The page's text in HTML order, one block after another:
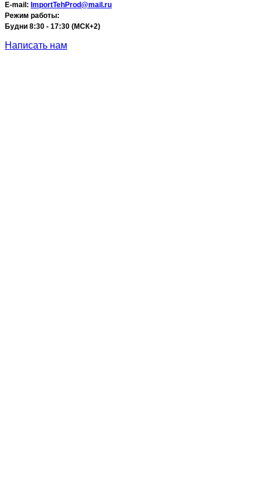
E-mail: ImportTehProd@mail.ru
Режим работы:
Будни 8:30 - 17:30 (МСК+2)
Написать нам